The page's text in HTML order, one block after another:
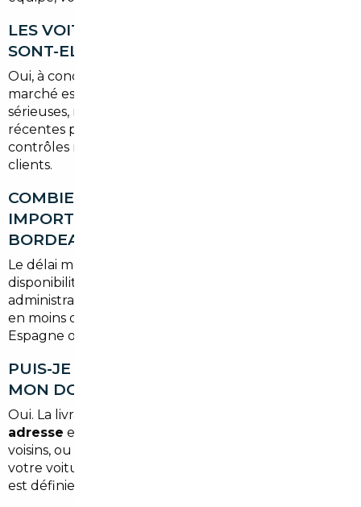
LES VOITURES IMPORTÉES D'ESPAGNE
SONT-ELLES FIABLES ?
Oui, à condition de bien sélectionner les véhicules. Le
marché espagnol présente des opportunités
sérieuses, notamment sur des SUV et des citadines
récentes peu kilométrées. Nous effectuons des
contrôles rigoureux avant toute proposition à nos
clients.
COMBIEN DE TEMPS FAUT-IL POUR
IMPORTER UNE VOITURE DEPUIS
BORDEAUX ?
Le délai moyen est de
disponibilité du véhicule et la complexité
administrative. Dans certains cas, nous pouvons livrer
en moins de 3 semaines pour des sourçages en
Espagne ou en Belgique.
PUIS-JE ME FAIRE LIVRER LE VÉHICULE À
MON DOMICILE EN GIRONDE ?
Oui. La livraison est possible
adresse en Gironde ou dans les départements
voisins, ou bien vous pouvez choisir de récupérer
votre voiture à notre agence bordelaise. Cette option
est définie avec vous lors de la commande.